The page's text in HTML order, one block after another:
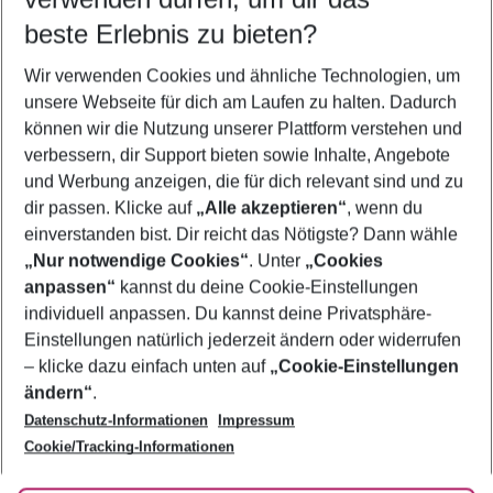
5-8 Nächte
2 Erwachsene Keine Kinder
Mehr Filter anzeigen
Footer
Footer navigation
Über uns
AGB
Bestpreisgarantie
Cookie-Einstellungen ändern
Cookie-Richtlinie
Agenturbetreuung
Barrierefreies Reisen
Folge uns
beste Erlebnis zu bieten?
Wir verwenden Cookies und ähnliche Technologien, um
unsere Webseite für dich am Laufen zu halten. Dadurch
können wir die Nutzung unserer Plattform verstehen und
verbessern, dir Support bieten sowie Inhalte, Angebote
und Werbung anzeigen, die für dich relevant sind und zu
dir passen. Klicke auf „Alle akzeptieren“, wenn du
einverstanden bist. Dir reicht das Nötigste? Dann wähle
„Nur notwendige Cookies“. Unter „Cookies
anpassen“ kannst du deine Cookie-Einstellungen
individuell anpassen. Du kannst deine Privatsphäre-
Einstellungen natürlich jederzeit ändern oder widerrufen
– klicke dazu einfach unten auf „Cookie-Einstellungen
ändern“.
Datenschutz-Informationen
Impressum
Cookie/Tracking-Informationen